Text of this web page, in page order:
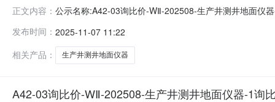
正文内容： 公示名称:A42-03询比价-WⅡ-202508-生产井测井地面仪
标段/包名称投标人排名质量工期资格能力条件备注A42-
发布时间： 2025-11-07 11:22
相关产品：
生产井测井地面仪器
A42-03询比价-WⅡ-202508-生产井测井地面仪器-1询